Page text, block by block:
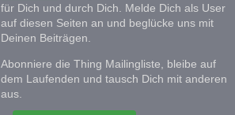
für Dich und durch Dich. Melde Dich als User
auf diesen Seiten an und beglücke uns mit
Deinen Beiträgen.
Abonniere die Thing Mailingliste, bleibe auf
dem Laufenden und tausch Dich mit anderen
aus.